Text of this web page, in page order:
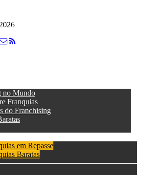
no Mundo
Franquias
do Franchising
em Repasse
Baratas